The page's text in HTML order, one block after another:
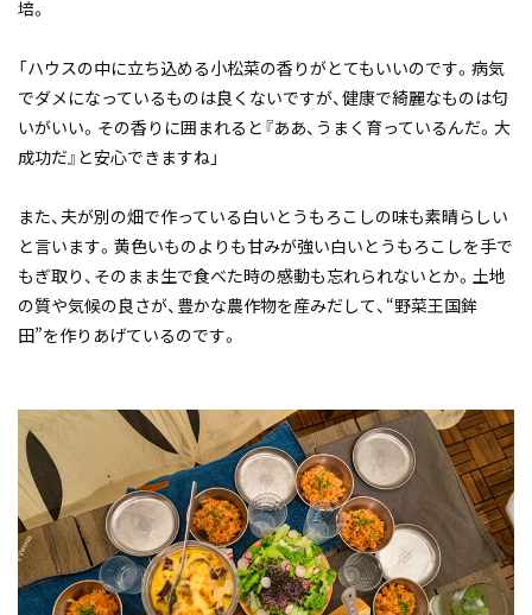
培。
「ハウスの中に立ち込める小松菜の香りがとてもいいのです。病気
でダメになっているものは良くないですが、健康で綺麗なものは匂
いがいい。その香りに囲まれると『ああ、うまく育っているんだ。大
成功だ』と安心できますね」
また、夫が別の畑で作っている白いとうもろこしの味も素晴らしい
と言います。黄色いものよりも甘みが強い白いとうもろこしを手で
もぎ取り、そのまま生で食べた時の感動も忘れられないとか。土地
の質や気候の良さが、豊かな農作物を産みだして、“野菜王国鉾
田”を作りあげているのです。